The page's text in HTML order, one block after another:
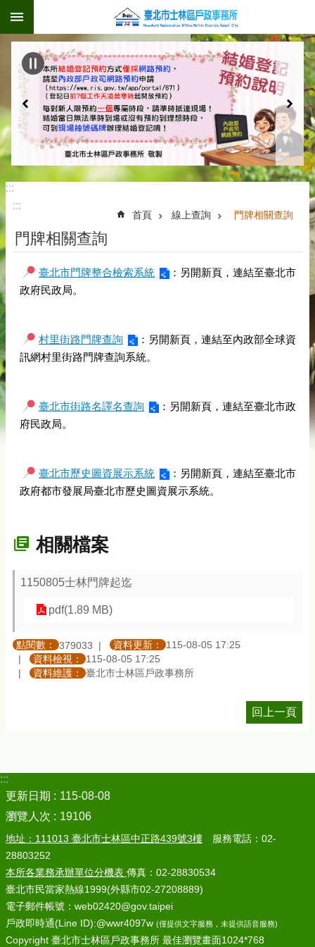
跳到主要內容區塊
:::
:::
首頁 線上查詢 門牌相關查詢
門牌相關查詢
臺北市門牌整合檢索系統
：另開新頁，連結至臺北市
政府民政局。
村里街路門牌查詢
：另開新頁，連結至內政部全球資
訊網村里街路門牌查詢系統。
臺北市街路名譯名查詢
：另開新頁，連結至臺北市政
府民政局。
臺北市歷史圖資展示系統
：另開新頁，連結至臺北市
政府都市發展局臺北市歷史圖資展示系統。
相關檔案
1150805士林門牌起迄
pdf(1.89 MB)
點閱數： 379033 資料更新：
115-08-05 17:25
資料檢視：
115-08-05 17:25
資料維護：
臺北市士林區戶政事務所
回上一頁
:::
更新日期
115-08-08
瀏覽人次
19106
地址：111013 臺北市士林區中正路439號3樓 服務電話：02-
28803252
本所各業務承辦單位分機表 傳真：02-28830534
臺北市民當家熱線1999(外縣市02-27208889)
電子郵件帳號：web02420@gov.taipei
戶政即時通(Line ID):@wwr4097w (僅提供文字服務，未提供語音服務)
Copyright 臺北市士林區戶政事務所 最佳瀏覽畫面1024*768